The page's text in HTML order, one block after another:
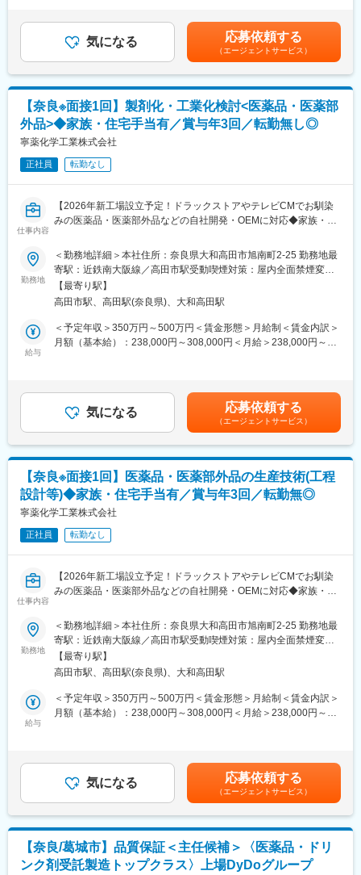
※当社の開発品目の大部分が内服固形錠剤となります。
（1）製造所におけるGMPの運用管理、改善業務
（2）変更管理・逸脱管理・文書管理・自己点検業務
（5）GQP取決めなどの契約業務
■製品紹介：
ドラックストアやテレビCMで聴き馴染みのある、ビタミン剤、漢
方製剤、トローチ、かぜ薬、胃腸薬など自社ブランド商品に加え
て、様々なお客様のニーズに対応したPB製品を開発・供給してい
ます。
■キャリアパス：
同社は全社的に若い世代が活躍しているため、入社時は若手の方
きる環境です。
また、後輩や部下を育成する管理職として活躍することも可能の
ため、ご自身のキャリアを広げていただけます。
平均年齢は20代～30代で構成されています。中途で入社した社員
が多く、馴染みやすい環境です。
設備の充実や管理体制の強化に努めています。
◎自社開発により、特徴ある医薬品の製造販売を目指し商品開
発・製造技術研究にも日々努力しています。
◎GMP適応工場として認定を受け、日本国内だけでなく海外向け
の製品の製造も行っています。
■働き方魅力：
ワークライフバランスを整えながら、長期就業が叶う環境です。
・月平均残業時間10～15時間程度（ご自身の都合に合わせて調整
していただけます）
・資格手当、住宅手当、家族手当、物価調整手当など福利厚生充
実
変更の範囲：会社の定める業務
役職手当、皆勤手当、残業手当などあり■賞与：年3回（4、8、12
月）■昇給：年1回（4月）賃金はあくまでも目安の金額であり、
選考を通じて上下する可能性があります。月給(月額)は固定手当を
含めた表記です。
気になる 応募依頼する
（エージェントサービス）
【奈良※面接1回】製剤化・工業化検討<医薬品・医薬部
外品>◆家族・住宅手当有／賞与年3回／転勤無し◎
寧薬化学工業株式会社
正社員 転勤なし
仕事内容
【2026年新工場設立予定！ドラックストアやテレビCMでお馴染
みの医薬品・医薬部外品などの自社開発・OEMに対応◆家族・住
■採用背景：
業務拡大に伴い、26年度に新工場を設立予定です。そのため今回
は増員募集を行い、組織の体制強化を図ります。
■業務内容：
医薬品及び医薬部外品の製造及び販売を行っている当社にて、以
※当社の開発品目の大部分が内服固形錠剤となります。
・製剤化検討（試作・品質評価・安定性試験）
・工業化検討（スケールアップ検討、バリデーション）
■製品紹介：
ドラックストアやテレビCMで聴き馴染みのある、ビタミン剤、漢
方製剤、トローチ、かぜ薬、胃腸薬など自社ブランド商品に加え
て、様々なお客様のニーズに対応したPB製品を開発・供給してい
ます。
■キャリアパス：
同社は全社的に若い世代が活躍しているため、入社時は若手の方
でも、ゆくゆくは、ご経験・能力により責任者を目指すことので
また、後輩や部下を育成する管理職として活躍することも可能の
ため、ご自身のキャリアを広げていただけます。
■組織について：
が多く、馴染みやすい環境です。
◎自社開発により、特徴ある医薬品の製造販売を目指し商品開
発・製造技術研究にも日々努力しています。
◎GMP適応工場として認定を受け、日本国内だけでなく海外向け
の製品の製造も行っています。
■働き方魅力：
ワークライフバランスを整えながら、長期就業が叶う環境です。
勤務地
＜勤務地詳細＞本社住所：奈良県大和高田市旭南町2-25 勤務地最
寄駅：近鉄南大阪線／高田市駅受動喫煙対策：屋内全面禁煙変更
の範囲：会社の定める事業所
【最寄り駅】
高田市駅、高田駅(奈良県)、大和高田駅
給与
＜予定年収＞350万円～500万円＜賃金形態＞月給制＜賃金内訳＞
月額（基本給）：238,000円～308,000円＜月給＞238,000円～
役職手当、皆勤手当、残業手当などあり■賞与：年3回（4、8、12
月）■昇給：年1回（4月）賃金はあくまでも目安の金額であり、
選考を通じて上下する可能性があります。月給(月額)は固定手当を
含めた表記です。
気になる 応募依頼する
（エージェントサービス）
【奈良※面接1回】医薬品・医薬部外品の生産技術(工程
設計等)◆家族・住宅手当有／賞与年3回／転勤無◎
寧薬化学工業株式会社
正社員 転勤なし
仕事内容
【2026年新工場設立予定！ドラックストアやテレビCMでお馴染
みの医薬品・医薬部外品などの自社開発・OEMに対応◆家族・住
■採用背景：
業務拡大に伴い、26年度に新工場を設立予定です。そのため今回
は増員募集を行い、組織の体制強化を図ります。
■業務内容：
医薬品及び医薬部外品の製造及び販売を行っている当社にて、以
※当社の開発品目の大部分が内服固形錠剤となります。
・製造工程設計（新規プロセスの設計、既存プロセスの変更）
・新規製品の立ち上げ（試作検討、バリデーション）
■製品紹介：
ドラックストアやテレビCMで聴き馴染みのある、ビタミン剤、漢
勤務地
＜勤務地詳細＞本社住所：奈良県大和高田市旭南町2-25 勤務地最
寄駅：近鉄南大阪線／高田市駅受動喫煙対策：屋内全面禁煙変更
の範囲：会社の定める事業所
【最寄り駅】
高田市駅、高田駅(奈良県)、大和高田駅
給与
＜予定年収＞350万円～500万円＜賃金形態＞月給制＜賃金内訳＞
月額（基本給）：238,000円～308,000円＜月給＞238,000円～
役職手当、皆勤手当、残業手当などあり■賞与：年3回（4、8、12
月）■昇給：年1回（4月）賃金はあくまでも目安の金額であり、
選考を通じて上下する可能性があります。月給(月額)は固定手当を
含めた表記です。
気になる 応募依頼する
（エージェントサービス）
【奈良/葛城市】品質保証＜主任候補＞〈医薬品・ドリ
ンク剤受託製造トップクラス〉上場DyDoグループ